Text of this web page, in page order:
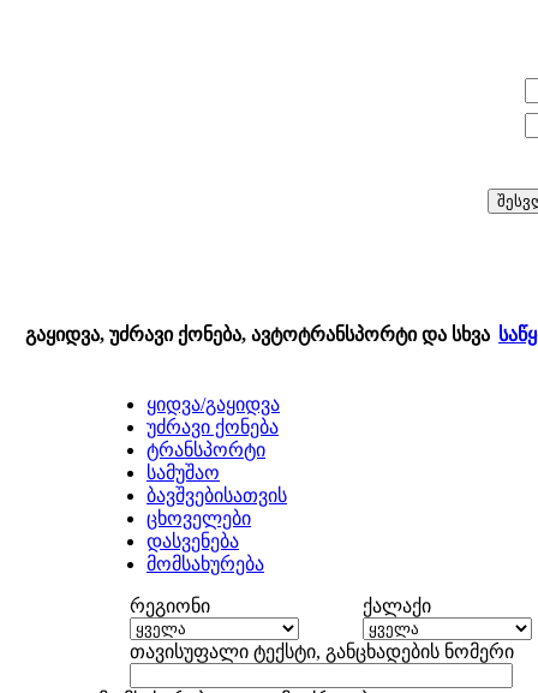
გაყიდვა, უძრავი ქონება, ავტოტრანსპორტი და სხვა
ყიდვა/გაყიდვა
უძრავი ქონება
ტრანსპორტი
სამუშაო
ბავშვებისათვის
ცხოველები
დასვენება
მომსახურება
რეგიონი ქალაქი
თავისუფალი ტექსტი, განცხადების ნომერი